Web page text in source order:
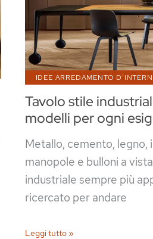
Tavolo stile
modelli per ogni
IDEE ARREDAMENTO
Metallo, cemento, legno,
manopole e bulloni a
industriale sempre più
ricercato per andare
Tavolo
Leggi tutto »